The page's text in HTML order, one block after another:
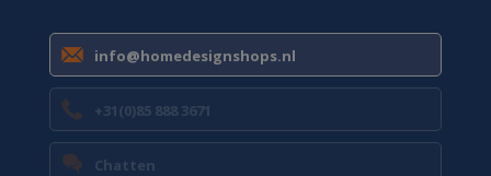
info@homedesignshops.nl
+31(0)85 888 3671
Chatten